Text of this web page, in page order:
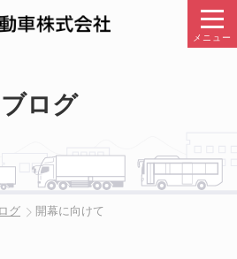
メニュー
ブログ
グ 開幕に向けて